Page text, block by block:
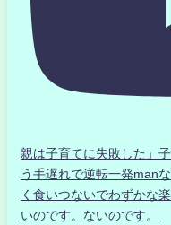
親は子育てに失敗した」
う手遅れで逆転一発man
く食いつないでわずかな
いのです。ないのです。